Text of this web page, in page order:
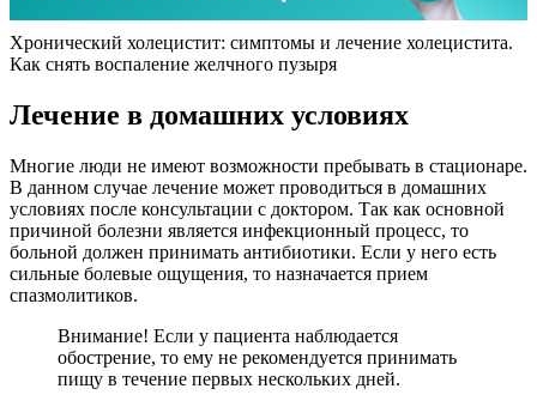
Хронический холецистит: симптомы и лечение холецистита.
Как снять воспаление желчного пузыря
Лечение в домашних условиях
Многие люди не имеют возможности пребывать в стационаре.
В данном случае лечение может проводиться в домашних
условиях после консультации с доктором. Так как основной
причиной болезни является инфекционный процесс, то
больной должен принимать антибиотики. Если у него есть
сильные болевые ощущения, то назначается прием
спазмолитиков.
Внимание! Если у пациента наблюдается
обострение, то ему не рекомендуется принимать
пищу в течение первых нескольких дней.